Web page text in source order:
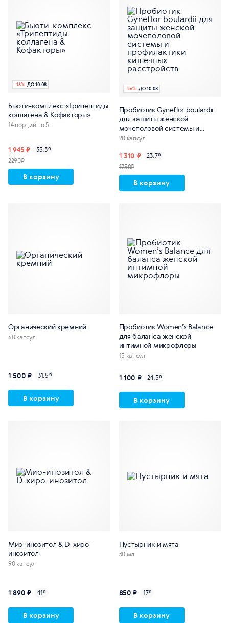
-16% ДО 10.08
Бьюти-комплекс «Трипептиды
коллагена & Кофакторы»
14 порций по 5 г
1 945 ₽ 35.3б
2290₽
В корзину
-26% ДО 10.08
Пробиотик Gyneflor boulardii
для защиты женской
мочеполовой системы и
профилактики кишечных
20 капсул
1 310 ₽ 23.7б
1750₽
В корзину
Органический кремний
60 капсул
1 500 ₽ 31.5б
В корзину
Пробиотик Women’s Balance
для баланса женской
интимной микрофлоры
15 капсул
1 100 ₽ 24.5б
В корзину
Мио-инозитол & D-хиро-
инозитол
90 капсул
1 890 ₽ 41б
В корзину
Пустырник и мята
30 мл
850 ₽ 17б
В корзину